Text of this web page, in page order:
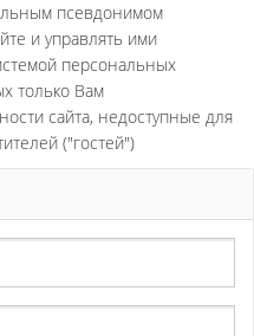
псевдонимом
и управлять ими
персональных
только Вам
сайта, недоступные для
("гостей")